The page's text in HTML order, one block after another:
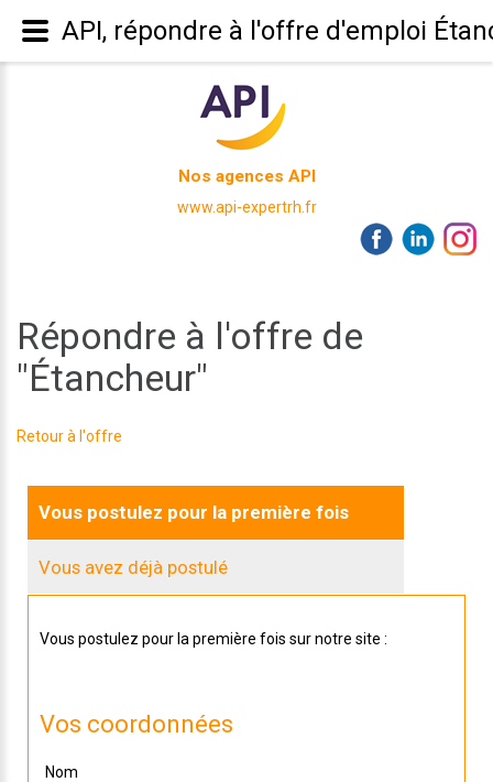
Nos agences API
www.api-expertrh.fr
Répondre à l'offre de
"Étancheur"
Retour à l'offre
Vous postulez pour la première fois
Vous avez déjà postulé
Vous postulez pour la première fois sur notre site :
Vos coordonnées
Nom
API, répondre à l'offre d'emploi